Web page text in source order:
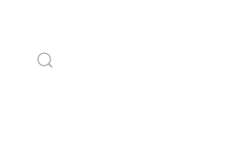
Zum Hauptinhalt springen